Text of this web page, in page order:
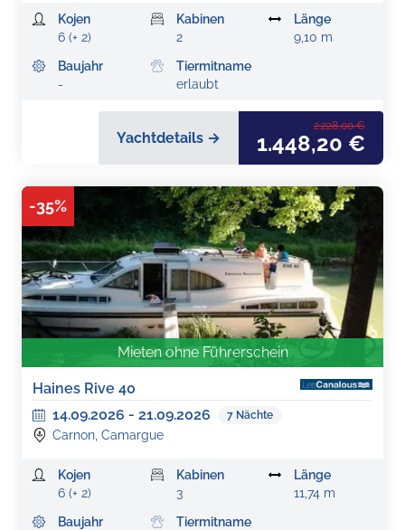
Kojen
6 (+ 2)
Kabinen
2
Länge
9,10 m
Baujahr
-
Tiermitname
erlaubt
Yachtdetails →
2.228,00 €
1.448,20 €
-35%
Mieten ohne Führerschein
Haines Rive 40
14.09.2026 - 21.09.2026 7 Nächte
Carnon, Camargue
Kojen
6 (+ 2)
Kabinen
3
Länge
11,74 m
Baujahr
Tiermitname